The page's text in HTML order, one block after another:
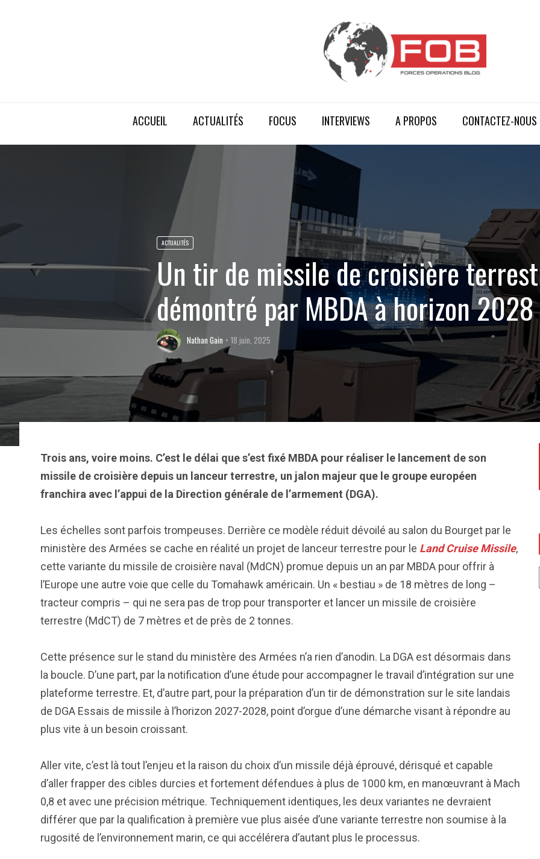
ACCUEIL ACTUALITÉS FOCUS INTERVIEWS A PROPOS CONTACTEZ-NOUS
ACTUALITÉS
Un tir de missile de croisière
démontré par MBDA à horizon 2028
Nathan Gain 18 juin, 2025
Trois ans, voire moins. C’est le délai que s’est fixé MBDA pour réaliser le lancement de son
missile de croisière depuis un lanceur terrestre, un jalon majeur que le groupe européen
franchira avec l’appui de la Direction générale de l’armement (DGA).
Les échelles sont parfois trompeuses. Derrière ce modèle réduit dévoilé au salon du Bourget par le
ministère des Armées se cache en réalité un projet de lanceur terrestre pour le Land Cruise Missile,
cette variante du missile de croisière naval (MdCN) promue depuis un an par MBDA pour offrir à
l’Europe une autre voie que celle du Tomahawk américain. Un « bestiau » de 18 mètres de long –
tracteur compris – qui ne sera pas de trop pour transporter et lancer un missile de croisière
terrestre (MdCT) de 7 mètres et de près de 2 tonnes.
Cette présence sur le stand du ministère des Armées n’a rien d’anodin. La DGA est désormais dans
la boucle. D’une part, par la notification d’une étude pour accompagner le travail d’intégration sur une
plateforme terrestre. Et, d’autre part, pour la préparation d’un tir de démonstration sur le site landais
de DGA Essais de missile à l’horizon 2027-2028, point d’orgue d’une démarche visant à répondre au
plus vite à un besoin croissant.
Aller vite, c’est là tout l’enjeu et la raison du choix d’un missile déjà éprouvé, dérisqué et capable
d’aller frapper des cibles durcies et fortement défendues à plus de 1000 km, en manœuvrant à Mach
0,8 et avec une précision métrique. Techniquement identiques, les deux variantes ne devraient
différer que par la qualification à première vue plus aisée d’une variante terrestre non soumise à la
rugosité de l’environnement marin, ce qui accélérera d’autant plus le processus.